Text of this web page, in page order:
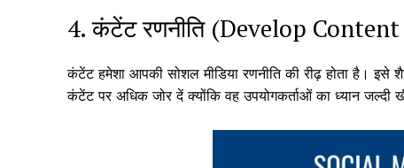
4. कंटेंट रणनीति (Develop
कंटेंट हमेशा आपकी सोशल मीडिया रणनीति की रीढ़ होता है। इसे
कंटेंट पर अधिक जोर दें क्योंकि वह उपयोगकर्ताओं का ध्यान